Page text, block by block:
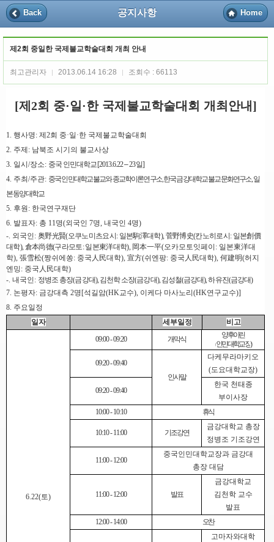
Back 공지사항 Home
제2회 중일한 국제불교학술대회 개최 안내
최고관리자 2013.06.14 16:28 조회수 : 66113
[제 2회 중·일 ·한 국제불교학술대회 개최안내]
1. 행사명: 제 2회 중·일 ·한 국제불교학술대회
2. 주제 : 남북조 시기의 불교사상
3. 일시 /장소: 중국 인민대학교[2013.6.22–23일]
4. 주최 /주관: 중국 인민대학교 불교와 종교학이론연구소,한국 금강대학교 불교문화연구소,일
본 동양대학교
5. 후원 : 한국연구재단
6. 발표자: 총 11명(외국인 7명, 내국인 4명)
-. 외국인 : 奥野光賢(오쿠노미츠요시 : 일본駒澤대학), 菅野博史(칸노히로시 : 일본創價
대학), 倉本尚德(구라모토:일본東洋대학), 岡本一平(오카모토잇페이 : 일본東洋대
학), 張雪松(짱쉬에쏭: 중국 人民대학), 宣方(쉬엔팡: 중국 人民대학), 何建明(허지
엔밍: 중국 人民대학)
-. 내국인 : 정병조 총장(금강대), 김천학 소장(금강대), 김성철(금강대),하유진(금강대)
7. 논평자: 금강대측 2명[석길암(HK교수), 이케다 마사노리 (HK연구교수)]
8. 주요일정
일자
세부일정 비고
6.22(토)
09:00 - 09:20 개막식
양후이린
(인민대학교장)
09:20 - 09:40
인사말
다케무라마키오
(도요대학교장)
09:20 - 09:40
한국 천태종
부이사장
10:00 - 10:10
휴식
10:10 - 11:00 기조강연
금강대학교 총장
정병조 기조강연
11:00 - 12:00
중국인민대학교장과 금강대
총장 대담
11:00 - 12:00 발표
금강대학교
김천학 교수
발표
12:00 - 14:00
오찬
고마자와대학